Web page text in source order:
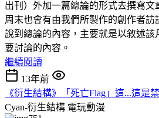
出刊）外加一篇總論的形式去撰寫文
周末也會有由我們所製作的創作者訪
說到總論的內容，主要就是以敘述該
要討論的內容。
繼續閱讀
13年前
《衍生結構》「死亡Flag」這...這是
Cyan-衍生結構 電玩動漫